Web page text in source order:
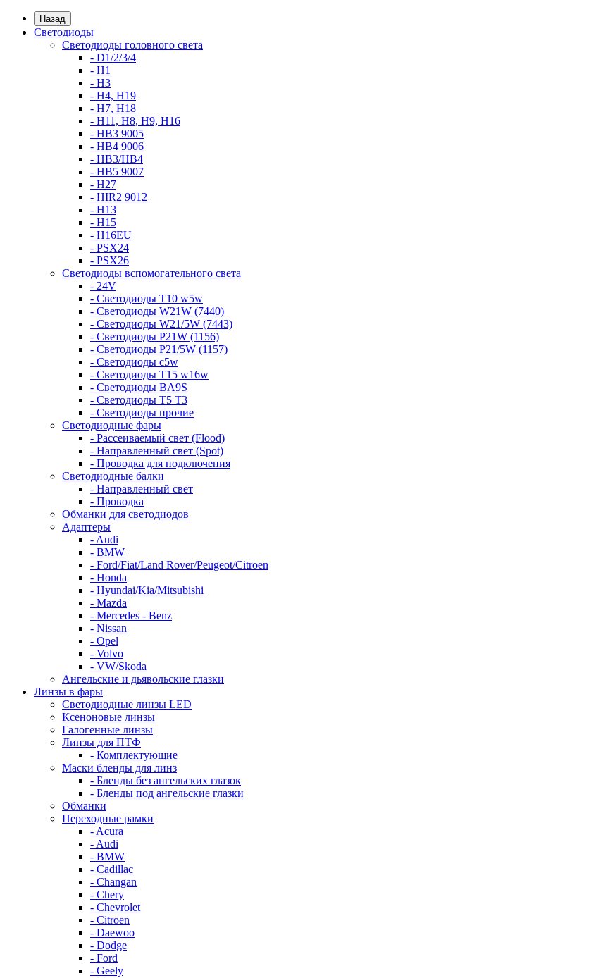
Назад
Светодиоды
Светодиоды головного света
- D1/2/3/4
- H1
- H3
- H4, H19
- H7, H18
- H11, H8, H9, H16
- HB3 9005
- HB4 9006
- HB3/HB4
- HB5 9007
- H27
- HIR2 9012
- H13
- H15
- H16EU
- PSX24
- PSX26
Светодиоды вспомогательного света
- 24V
- Светодиоды T10 w5w
- Светодиоды W21W (7440)
- Светодиоды W21/5W (7443)
- Светодиоды P21W (1156)
- Светодиоды P21/5W (1157)
- Светодиоды c5w
- Светодиоды T15 w16w
- Светодиоды BA9S
- Светодиоды T5 T3
- Светодиоды прочие
Светодиодные фары
- Рассеиваемый свет (Flood)
- Направленный свет (Spot)
- Проводка для подключения
Светодиодные балки
- Направленный свет
- Проводка
Обманки для светодиодов
Адаптеры
- Audi
- BMW
- Ford/Fiat/Land Rover/Peugeot/Citroen
- Honda
- Hyundai/Kia/Mitsubishi
- Mazda
- Mercedes - Benz
- Nissan
- Opel
- Volvo
- VW/Skoda
Ангельские и дьявольские глазки
Линзы в фары
Светодиодные линзы LED
Ксеноновые линзы
Галогенные линзы
Линзы для ПТФ
- Комплектующие
Маски бленды для линз
- Бленды без ангельских глазок
- Бленды под ангельские глазки
Обманки
Переходные рамки
- Acura
- Audi
- BMW
- Cadillac
- Changan
- Chery
- Chevrolet
- Citroen
- Daewoo
- Dodge
- Ford
- Geely